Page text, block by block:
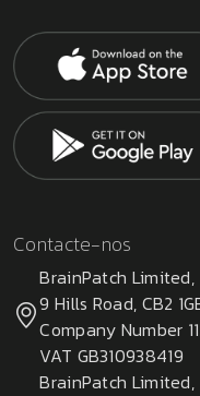
Contacte-nos
BrainPatch Limited,
9 Hills Road, CB2
Company Number
VAT GB310938419
BrainPatch Limited,